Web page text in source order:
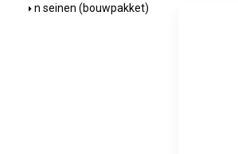
n seinen (bouwpakket)